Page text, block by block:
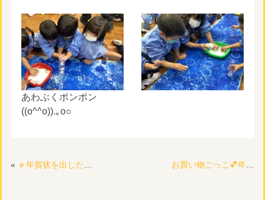
あわぶくポンポン
((o^^o)).｡o○
« 🔹年賀状を出したよヾ(๑╹◡╹)ﾉ”🔸① お買い物ごっこ💕年長さんがお客さん☆*:.｡. o(≧▽≦)o .｡.:*☆